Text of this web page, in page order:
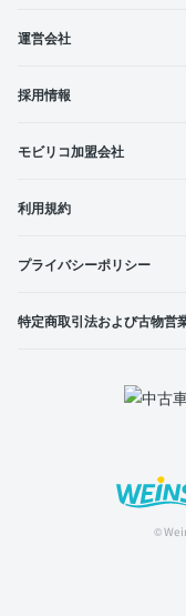
運営会社
採用情報
モビリコ加盟会社
利用規約
プライバシーポリシー
特定商取引法および古物営
©